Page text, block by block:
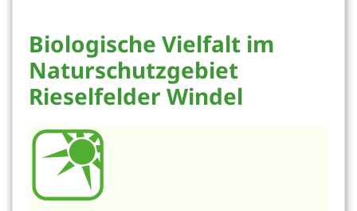
Biologische Vielfalt im
Naturschutzgebiet
Rieselfelder Windel